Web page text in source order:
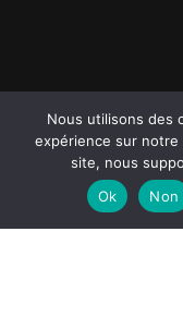
Nous utilisons des
expérience sur
site, nous
Ok
Non